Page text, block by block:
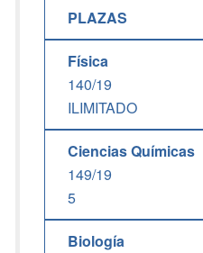
PLAZAS
Física
140/19
ILIMITADO
Ciencias Químicas
149/19
5
Biología